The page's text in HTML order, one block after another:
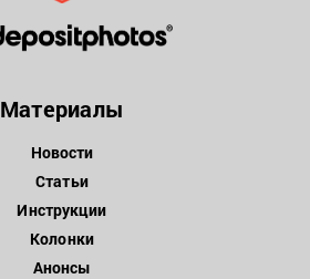
Материалы
Новости
Статьи
Инструкции
Колонки
Анонсы